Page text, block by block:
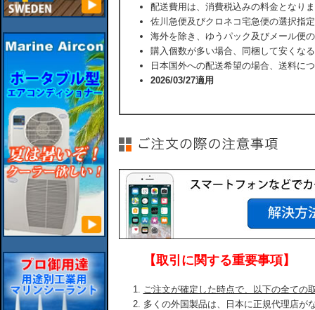
配送費用は、消費税込みの料金となり
佐川急便及びクロネコ宅急便の選択指
海外を除き、ゆうパック及びメール便
購入個数が多い場合、同梱して安くな
日本国外への配送希望の場合、送料に
2026/03/27適用
【取引に関する重要事項】
ご注文が確定した時点で、以下の全ての
多くの外国製品は、日本に正規代理店が